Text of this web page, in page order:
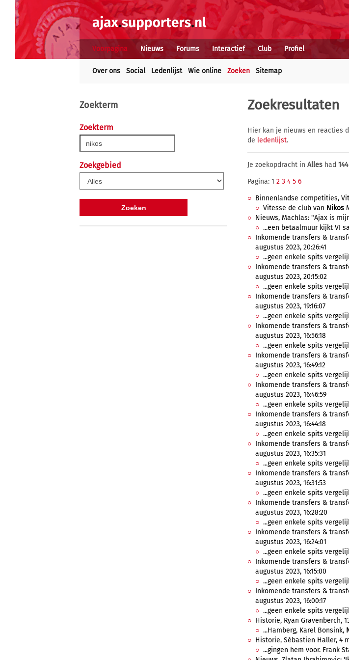
Voorpagina Nieuws Forums Interactief Club Profiel
Over ons Social Ledenlijst Wie online Zoeken Sitemap
Zoekterm
Zoekterm
Zoekgebied
Zoekresultaten
Hier kan je nieuws en reacties
de ledenlijst.
Je zoekopdracht in Alles had 144
Pagina: 1 2 3 4 5 6
Binnenlandse competities,
Vitesse de club van Nikos
Nieuws, Machlas: "Ajax is
...een betaalmuur kijkt VI
Inkomende transfers &
augustus 2023, 20:26:41
...geen enkele spits
Inkomende transfers &
augustus 2023, 20:15:02
...geen enkele spits
Inkomende transfers &
augustus 2023, 19:16:07
...geen enkele spits
Inkomende transfers &
augustus 2023, 16:56:18
...geen enkele spits
Inkomende transfers &
augustus 2023, 16:49:12
...geen enkele spits
Inkomende transfers &
augustus 2023, 16:46:59
...geen enkele spits
Inkomende transfers &
augustus 2023, 16:44:18
...geen enkele spits
Inkomende transfers &
augustus 2023, 16:35:31
...geen enkele spits
Inkomende transfers &
augustus 2023, 16:31:53
...geen enkele spits
Inkomende transfers &
augustus 2023, 16:28:20
...geen enkele spits
Inkomende transfers &
augustus 2023, 16:24:01
...geen enkele spits
Inkomende transfers &
augustus 2023, 16:15:00
...geen enkele spits
Inkomende transfers &
augustus 2023, 16:00:17
...geen enkele spits
Historie, Ryan Gravenberch,
...Hamberg, Karel Bonsink,
Historie, Sébastien Haller, 4
...gingen hem voor. Frank